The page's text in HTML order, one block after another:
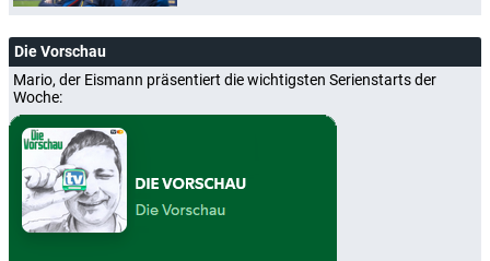
Die Vorschau
Mario, der Eismann präsentiert die wichtigsten Serienstarts der
Woche: